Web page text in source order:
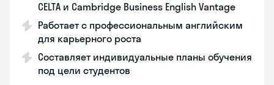
CELTA и Cambridge Business English Vantage
Работает с профессиональным английским
для карьерного роста
Составляет индивидуальные планы обучения
под цели студентов